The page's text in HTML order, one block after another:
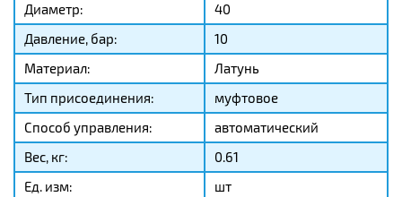
Диаметр:
40
Давление, бар:
10
Материал:
Латунь
Тип присоединения:
муфтовое
Способ управления:
автоматический
Вес, кг:
0.61
Ед. изм:
шт